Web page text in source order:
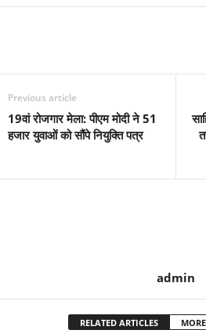
Previous article
19वां रोजगार मेला: पीएम मोदी ने 51
हजार युवाओं को सौंपे नियुक्ति पत्र
admin
RELATED ARTICLES